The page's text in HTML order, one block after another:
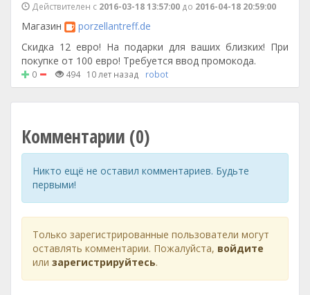
Действителен с 2016-03-18 13:57:00 до 2016-04-18 20:59:00
Магазин
porzellantreff.de
Скидка 12 евро! На подарки для ваших близких! При
покупке от 100 евро! Требуется ввод промокода.
0 494 10 лет назад robot
Комментарии (0)
Никто ещё не оставил комментариев. Будьте
первыми!
Только зарегистрированные пользователи могут
оставлять комментарии. Пожалуйста, войдите
или зарегистрируйтесь.